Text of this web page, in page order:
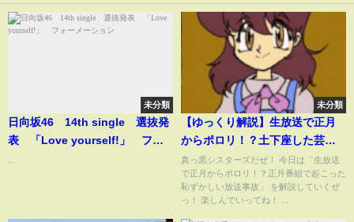
未分類
日向坂46 14th single 選抜発
表 「Love yourself!」 フォ
未分類
【ゆっくり解説】生放送で正月
からポロリ！？土下座した芸能
人も...正月番組で起こった恥ずか
しい放送事故
真っ黒シスターズだぜ！ 今日は「生放送
で正月からポロリ！？正月番組で起こった
恥ずかしい放送事故」 を解説していくぜ
っ！ 楽しんでいってね！ ...